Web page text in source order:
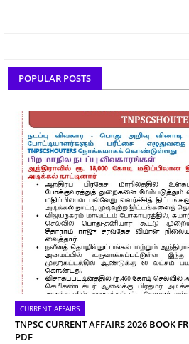
POPULAR POSTS
CURRENT AFFAIRS
TNPSC CURRENT AFFAIRS 2026 BOOK
PDF